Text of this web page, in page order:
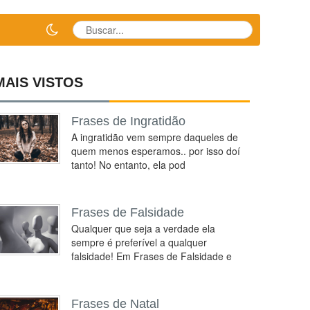
VISTOS
Frases de Ingratidão
A ingratidão vem sempre daqueles de
quem menos esperamos.. por isso doí
tanto! No entanto, ela pod
Frases de Falsidade
Qualquer que seja a verdade ela
sempre é preferível a qualquer
falsidade! Em Frases de Falsidade e
Frases de Natal